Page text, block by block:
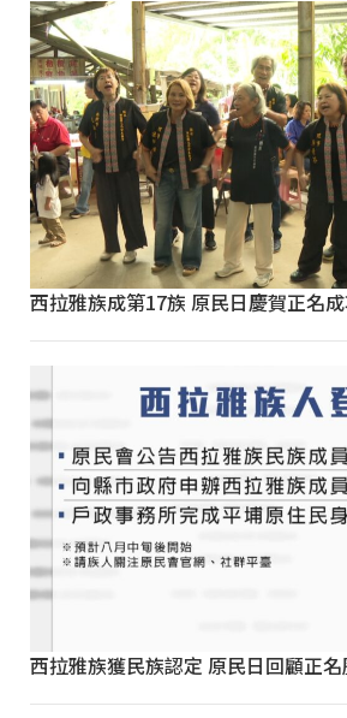
西拉雅族成第17族 原民日慶賀正名
西拉雅族獲民族認定 原民日回顧正名